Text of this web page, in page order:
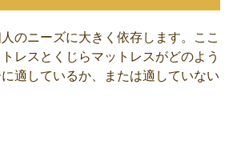
のニーズに大きく依存します。ここ
レスとくじらマットレスがどのよう
適しているか、または適していない